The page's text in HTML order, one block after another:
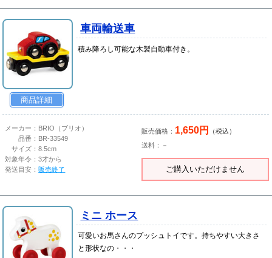
商品詳細
車両輸送車
積み降ろし可能な木製自動車付き。
メーカー： BRIO（ブリオ）
品番： BR-33549
サイズ：8.5cm
対象年令：3才から
発送目安：販売終了
販売価格： 1,650円
（税込）
送料：－
ご購入いただけません
ミニ ホース
可愛いお馬さんのプッシュトイです。持ちやすい大きさ
と形状なの・・・